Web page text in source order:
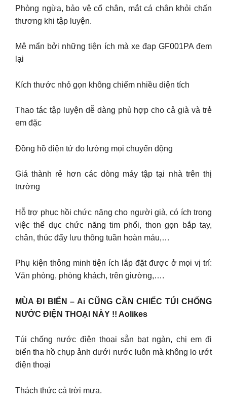
Phòng ngừa, bảo vệ cổ chân, mắt cá chân khỏi chấn
thương khi tập luyện.
Mê mẩn bởi những tiện ích mà xe đạp GF001PA đem
lại
Kích thước nhỏ gọn không chiếm nhiều diện tích
Thao tác tập luyện dễ dàng phù hợp cho cả già và trẻ
em đặc
Đồng hồ điện tử đo lường mọi chuyển động
Giá thành rẻ hơn các dòng máy tập tại nhà trên thị
trường
Hỗ trợ phục hồi chức năng cho người già, có ích trong
việc thể dục chức năng tim phổi, thon gọn bắp tay,
chân, thúc đẩy lưu thông tuần hoàn máu,…
Phụ kiện thông minh tiện ích lắp đặt được ở mọi vị trí:
Văn phòng, phòng khách, trên giường,….
MÙA ĐI BIỂN – Ai CŨNG CẦN CHIẾC TÚI CHỐNG
NƯỚC ĐIỆN THOẠI NÀY !! Aolikes
Túi chống nước điện thoại sẵn bạt ngàn, chị em đi
biển tha hồ chụp ảnh dưới nước luôn mà không lo ướt
điện thoại
Thách thức cả trời mưa.